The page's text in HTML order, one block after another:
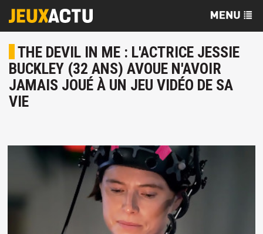
THE DEVIL IN ME : L'ACTRICE JESSIE
BUCKLEY (32 ANS) AVOUE N'AVOIR
JAMAIS JOUÉ À UN JEU VIDÉO DE SA
VIE